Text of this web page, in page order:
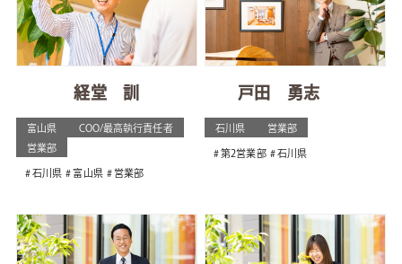
経堂 訓
富山県
COO/最高執行責任者
営業部
石川県 富山県 営業部
戸田 勇志
石川県 営業部
第2営業部 石川県